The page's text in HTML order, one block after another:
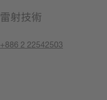
雷射技術
+886 2 22542503